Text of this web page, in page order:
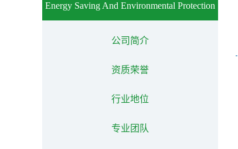
Energy Saving And Environmental Protection
公司简介
资质荣誉
行业地位
专业团队